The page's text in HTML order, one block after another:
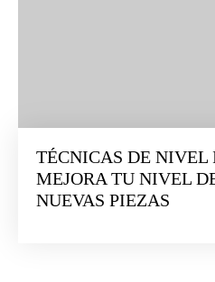
TÉCNICAS DE NIVEL
MEJORA TU NIVEL
NUEVAS PIEZAS